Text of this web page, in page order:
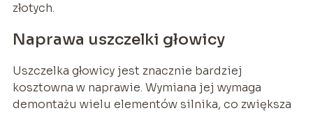
złotych.
Naprawa uszczelki głowicy
Uszczelka głowicy jest znacznie bardziej
kosztowna w naprawie. Wymiana jej wymaga
demontażu wielu elementów silnika, co zwiększa